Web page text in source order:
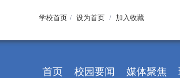
学校首页 / 设为首页 / 加入收藏
首页 校园要闻 媒体聚焦